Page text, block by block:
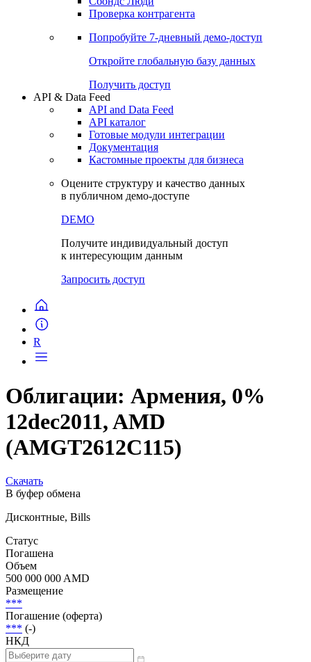
Проверка контрагента
Попробуйте 7-дневный демо-доступ
Откройте глобальную базу данных
Получить доступ
API & Data Feed
API and Data Feed
API каталог
Готовые модули интеграции
Документация
Кастомные проекты для бизнеса
Оцените структуру и качество данных
в публичном демо-доступе
DEMO
Получите индивидуальный доступ
к интересующим данным
Запросить доступ
R
Облигации: Армения, 0%
12dec2011, AMD
(AMGT2612C115)
Скачать
В буфер обмена
Дисконтные, Bills
Статус
Погашена
Объем
500 000 000 AMD
Размещение
***
Погашение (оферта)
*** (-)
НКД